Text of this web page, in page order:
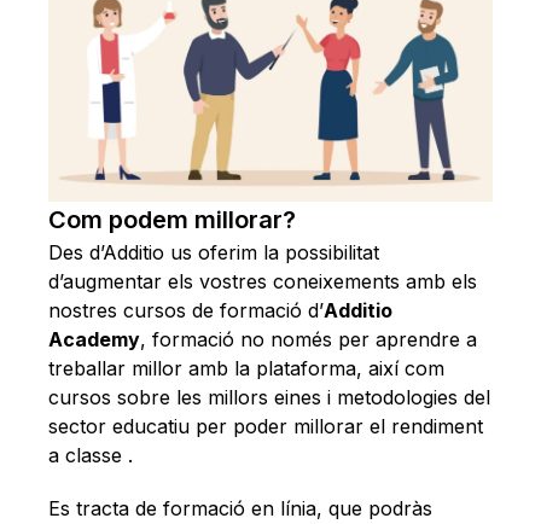
Com podem millorar?
Des d’Additio us oferim la possibilitat
d’augmentar els vostres coneixements amb els
nostres cursos de formació d’Additio
Academy, formació no només per aprendre a
treballar millor amb la plataforma, així com
cursos sobre les millors eines i metodologies del
sector educatiu per poder millorar el rendiment
a classe .
Es tracta de formació en línia, que podràs